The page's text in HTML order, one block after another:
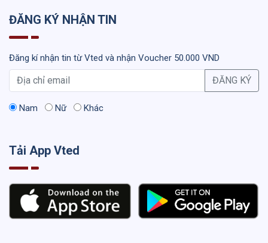
ĐĂNG KÝ NHẬN TIN
Đăng kí nhận tin từ Vted và nhận Voucher 50.000 VND
ĐĂNG KÝ
Nam Nữ Khác
Tải App Vted